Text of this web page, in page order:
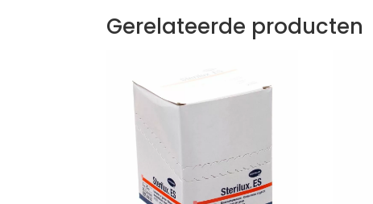
Gerelateerde producten